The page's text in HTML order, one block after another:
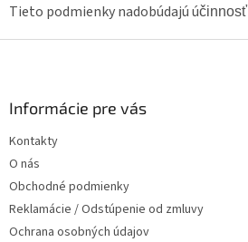
Tieto podmienky nadobúdajú ú
Informácie pre vás
Kontakty
O nás
Obchodné podmienky
Reklamácie / Odstúpenie od zmluvy
Ochrana osobných údajov